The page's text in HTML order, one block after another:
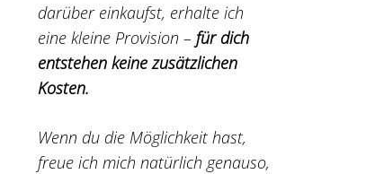
darüber einkaufst, erhalte ich
eine kleine Provision –für dich
entstehen keine zusätzlichen
Kosten.
Wenn du die Möglichkeit hast,
freue ich mich natürlich genauso,